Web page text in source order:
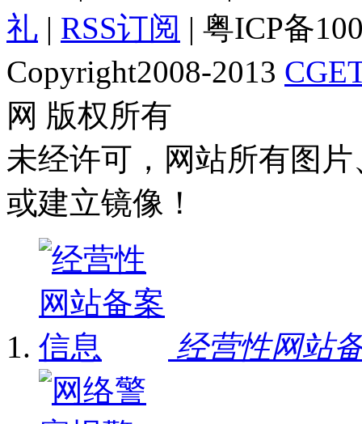
礼 | RSS订阅 | 粤ICP备
Copyright2008-2013
网 版权所有
未经许可，网站所有图
或建立镜像！
经营性网站